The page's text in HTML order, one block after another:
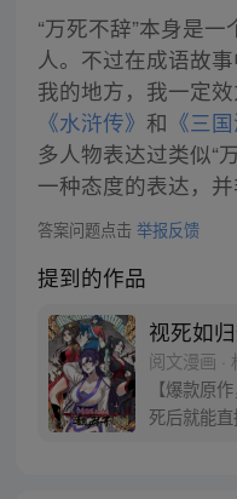
“万死不辞”本身是
人。不过在成语故
我的地方，我一定
《水浒传》 和 《三
多人物表达过类似“
一种态度的表达，并
答案问题点击 举报反馈
提到的作品
视死如
阅文漫画 ·
【爆款原
死后就能